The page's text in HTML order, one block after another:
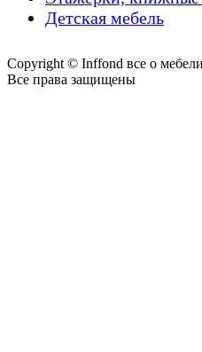
Детская мебель
Copyright © Inffond все о
Все права защищены